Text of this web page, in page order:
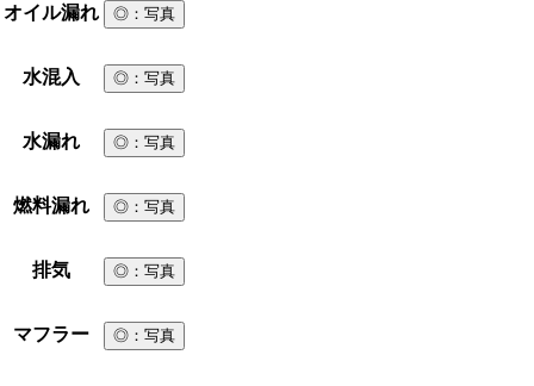
オイル漏れ ◎ ：写真
水混入 ◎ ：写真
水漏れ ◎ ：写真
燃料漏れ ◎ ：写真
排気 ◎ ：写真
マフラー ◎ ：写真